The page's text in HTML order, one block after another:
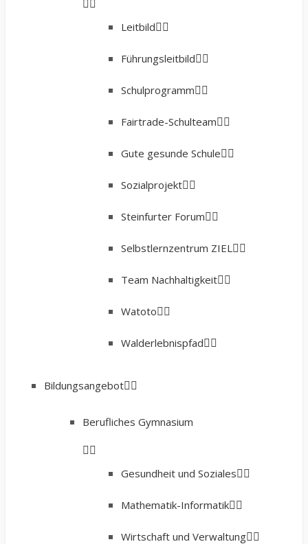
Leitbild
Führungsleitbild
Schulprogramm
Fairtrade-Schulteam
Gute gesunde Schule
Sozialprojekt
Steinfurter Forum
Selbstlernzentrum ZIEL
Team Nachhaltigkeit
Watoto
Walderlebnispfad
Bildungsangebot
Berufliches Gymnasium
Gesundheit und Soziales
Mathematik-Informatik
Wirtschaft und Verwaltung